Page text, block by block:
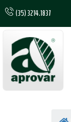
(35) 3214.1837